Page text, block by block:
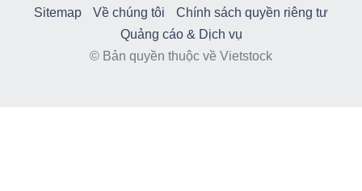
Sitemap Về chúng tôi
Chính sách quyền riêng tư
Quảng cáo & Dịch vụ
© Bản quyền thuộc về Vietstock